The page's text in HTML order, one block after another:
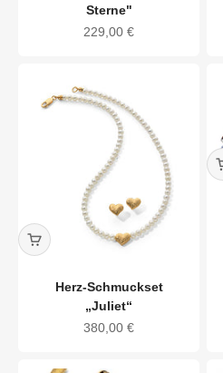
Sterne"
Angebot
229,00 €
Herz-Schmuckset
„Juliet“
Angebot
380,00 €